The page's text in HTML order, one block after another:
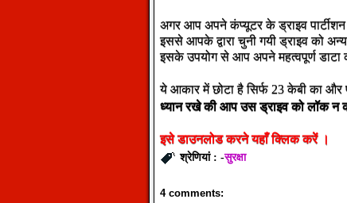
अगर आप अपने कंप्यूटर के ड्राइव पार्टीशन
इससे आपके द्वारा चुनी गयी ड्राइव को
इसके उपयोग से आप अपने महत्वपूर्ण डाटा
ये आकार में छोटा है सिर्फ 23 केबी का और
ध्यान रखे की आप उस ड्राइव कोलॉकन
इसेडाउनलोडकरनेयहाँक्लिककरें।
श्रेणियां : -सुरक्षा
4 comments: